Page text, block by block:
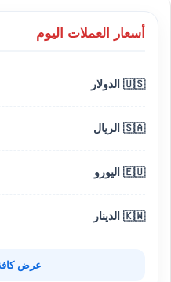
أسعار العملات اليوم
🇺🇸 الدولار
🇸🇦 الريال
🇪🇺 اليورو
🇰🇼 الدينار
عرض